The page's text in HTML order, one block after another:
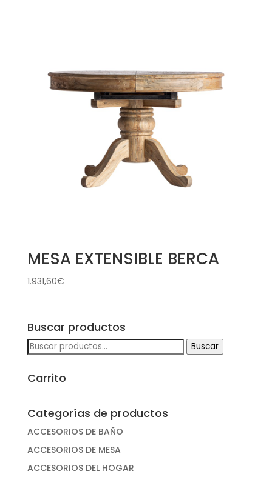
MESA EXTENSIBLE BERCA
1.931,60€
Buscar productos
Buscar
Buscar
Carrito
Categorías de productos
ACCESORIOS DE BAÑO
ACCESORIOS DE MESA
ACCESORIOS DEL HOGAR